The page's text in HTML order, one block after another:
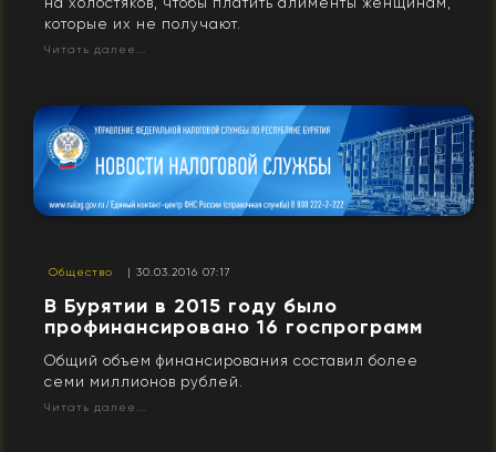
которые их не получают.
Читать далее...
Общество | 30.03.2016 07:17
В Бурятии в 2015 году было
профинансировано 16 госпрограмм
Общий объем финансирования составил более
семи миллионов рублей.
Читать далее...